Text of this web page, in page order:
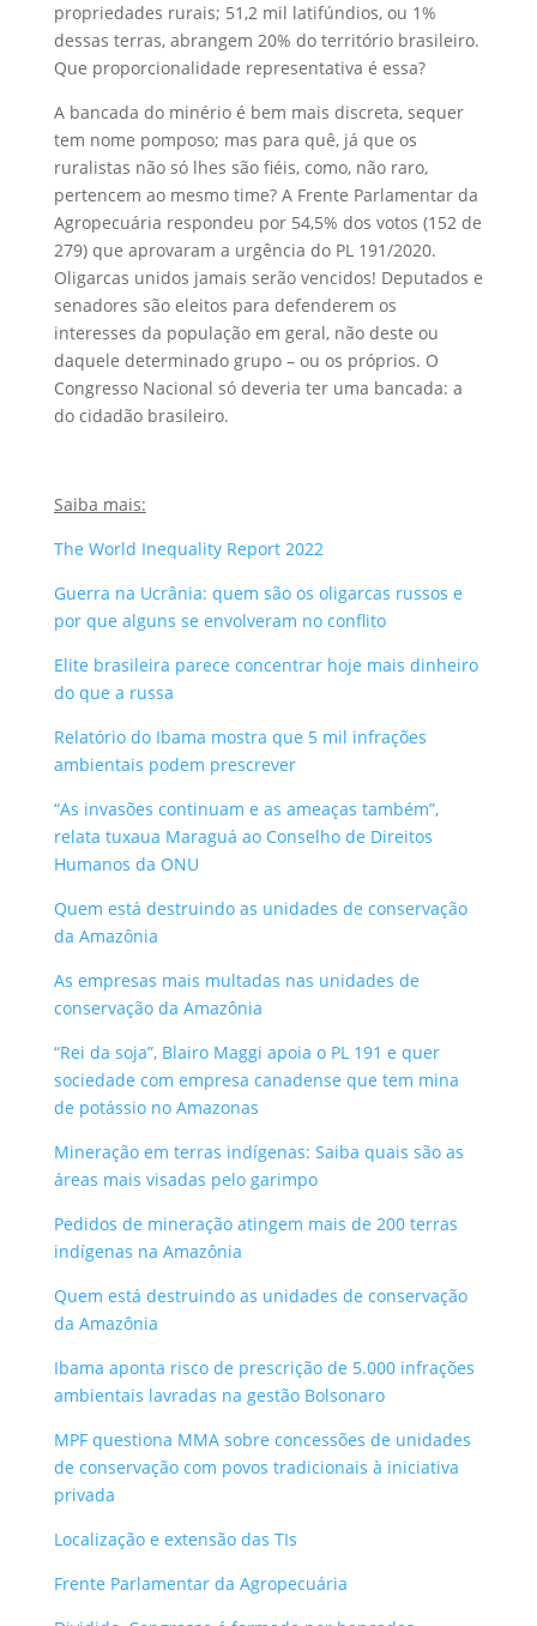
propriedades rurais; 51,2 mil latifúndios, ou 1%
dessas terras, abrangem 20% do território brasileiro.
Que proporcionalidade representativa é essa?
A bancada do minério é bem mais discreta, sequer
tem nome pomposo; mas para quê, já que os
ruralistas não só lhes são fiéis, como, não raro,
pertencem ao mesmo time? A Frente Parlamentar da
Agropecuária respondeu por 54,5% dos votos (152 de
279) que aprovaram a urgência do PL 191/2020.
Oligarcas unidos jamais serão vencidos! Deputados e
senadores são eleitos para defenderem os
interesses da população em geral, não deste ou
daquele determinado grupo – ou os próprios. O
Congresso Nacional só deveria ter uma bancada: a
do cidadão brasileiro.
Saiba mais:
The World Inequality Report 2022
Guerra na Ucrânia: quem são os oligarcas russos e
por que alguns se envolveram no conflito
Elite brasileira parece concentrar hoje mais dinheiro
do que a russa
Relatório do Ibama mostra que 5 mil infrações
ambientais podem prescrever
“As invasões continuam e as ameaças também”,
relata tuxaua Maraguá ao Conselho de Direitos
Humanos da ONU
Quem está destruindo as unidades de conservação
da Amazônia
As empresas mais multadas nas unidades de
conservação da Amazônia
“Rei da soja”, Blairo Maggi apoia o PL 191 e quer
sociedade com empresa canadense que tem mina
de potássio no Amazonas
Mineração em terras indígenas: Saiba quais são as
áreas mais visadas pelo garimpo
Pedidos de mineração atingem mais de 200 terras
indígenas na Amazônia
Quem está destruindo as unidades de conservação
da Amazônia
Ibama aponta risco de prescrição de 5.000 infrações
ambientais lavradas na gestão Bolsonaro
MPF questiona MMA sobre concessões de unidades
de conservação com povos tradicionais à iniciativa
privada
Localização e extensão das TIs
Frente Parlamentar da Agropecuária